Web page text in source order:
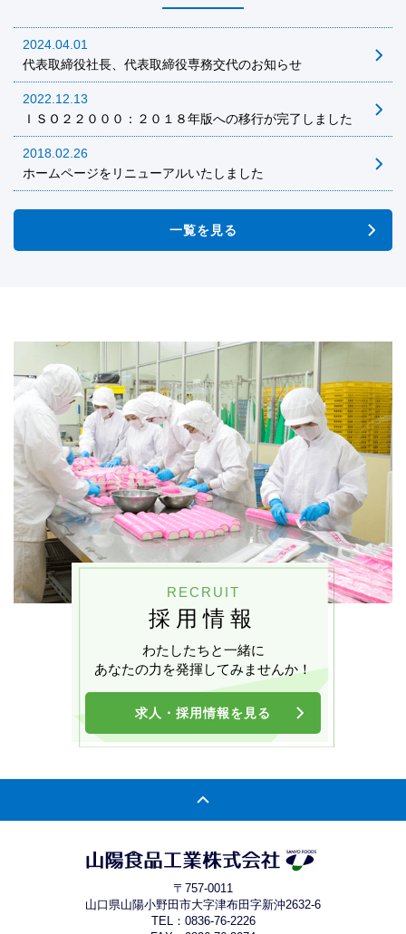
2024.04.01
代表取締役社長、代表取締役専務交代のお知らせ
2022.12.13
ＩＳＯ２２０００：２０１８年版への移行が完了しました
2018.02.26
ホームページをリニューアルいたしました
一覧を見る
RECRUIT
採用情報
わたしたちと一緒に
あなたの力を発揮してみませんか！
求人・採用情報を見る
〒757-0011
山口県山陽小野田市大字津布田字新沖2632-6
TEL： 0836-76-2226